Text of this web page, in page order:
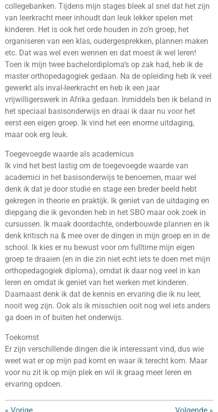
collegebanken. Tijdens mijn stages bleek al snel dat het zijn
van leerkracht meer inhoudt dan leuk lekker spelen met
kinderen. Het is ook het orde houden in zo’n groep, het
organiseren van een klas, oudergesprekken, plannen maken
etc. Dat was wel even wennen en dat moest ik wel leren!
Toen ik mijn twee bachelordiploma’s op zak had, heb ik de
master orthopedagogiek gedaan. Na de opleiding heb ik veel
gewerkt als inval-leerkracht en heb ik een jaar
vrijwilligerswerk in Afrika gedaan. Inmiddels ben ik beland in
het speciaal basisonderwijs en draai ik daar nu voor het
eerst een eigen groep. Ik vind het een enorme uitdaging,
maar ook erg leuk.
Toegevoegde waarde als academicus
Ik vind het best lastig om de toegevoegde waarde van
academici in het basisonderwijs te benoemen, maar wel
denk ik dat je door studie en stage een breder beeld hebt
gekregen in theorie en praktijk. Ik geniet van de uitdaging en
diepgang die ik gevonden heb in het SBO maar ook zoek in
cursussen. Ik maak doordachte, onderbouwde plannen en ik
denk kritisch na & mee over de dingen in mijn groep en in de
school. Ik kies er nu bewust voor om fulltime mijn eigen
groep te draaien (en in die zin niet echt iets te doen met mijn
orthopedagogiek diploma), omdat ik daar nog veel in kan
leren en omdat ik geniet van het werken met kinderen.
Daarnaast denk ik dat de kennis en ervaring die ik nu leer,
nooit weg zijn. Ook als ik misschien ooit nog wel iets anders
ga doen in of buiten het onderwijs.
Toekomst
Er zijn verschillende dingen die ik interessant vind, dus wie
weet wat er op mijn pad komt en waar ik terecht kom. Maar
voor nu zit ik op mijn plek en wil ik graag meer leren en
ervaring opdoen.